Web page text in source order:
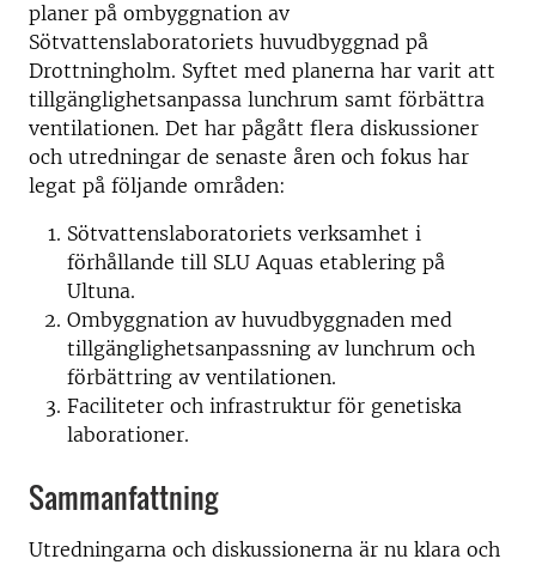
planer på ombyggnation av
Sötvattenslaboratoriets huvudbyggnad på
Drottningholm. Syftet med planerna har varit att
tillgänglighetsanpassa lunchrum samt förbättra
ventilationen. Det har pågått flera diskussioner
och utredningar de senaste åren och fokus har
legat på följande områden:
Sötvattenslaboratoriets verksamhet i
förhållande till SLU Aquas etablering på
Ultuna.
Ombyggnation av huvudbyggnaden med
tillgänglighetsanpassning av lunchrum och
förbättring av ventilationen.
Faciliteter och infrastruktur för genetiska
laborationer.
Sammanfattning
Utredningarna och diskussionerna är nu klara och